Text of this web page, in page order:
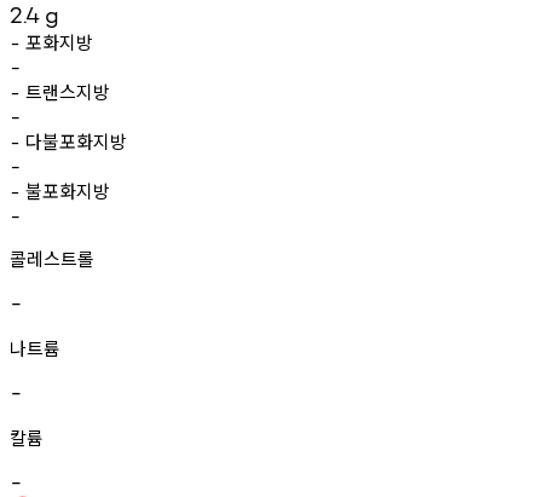
2.4 g
- 포화지방
-
- 트랜스지방
-
- 다불포화지방
-
- 불포화지방
-
콜레스트롤
-
나트륨
-
칼륨
-